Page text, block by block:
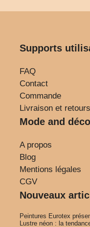
Supports
FAQ
Contact
Commande
Livraison et retours
Mode and déco
A propos
Blog
Mentions légales
CGV
Nouveaux
Peintures Eurotex
Lustre néon : la